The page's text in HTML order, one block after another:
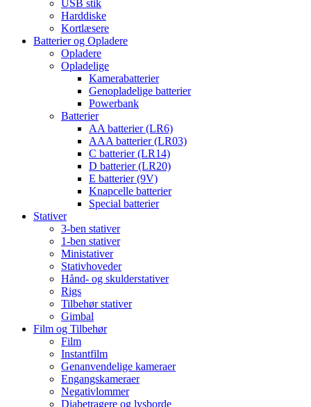
USB stik
Harddiske
Kortlæsere
Batterier og Opladere
Opladere
Opladelige
Kamerabatterier
Genopladelige batterier
Powerbank
Batterier
AA batterier (LR6)
AAA batterier (LR03)
C batterier (LR14)
D batterier (LR20)
E batterier (9V)
Knapcelle batterier
Special batterier
Stativer
3-ben stativer
1-ben stativer
Ministativer
Stativhoveder
Hånd- og skulderstativer
Rigs
Tilbehør stativer
Gimbal
Film og Tilbehør
Film
Instantfilm
Genanvendelige kameraer
Engangskameraer
Negativlommer
Diabetragere og lysborde